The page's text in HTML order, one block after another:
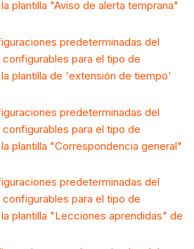
plantilla "Aviso de alerta temprana"
predeterminadas del
para el tipo de
plantilla de 'extensión de tiempo'
predeterminadas del
para el tipo de
plantilla "Correspondencia general"
predeterminadas del
para el tipo de
plantilla "Lecciones aprendidas" de